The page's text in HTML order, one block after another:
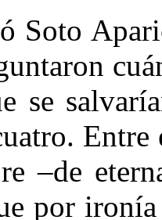
Soto
se
–de
por